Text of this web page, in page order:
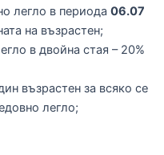
легло в периода 06.07
на възрастен;
в двойна стая – 20%
възрастен за всяко се
легло;